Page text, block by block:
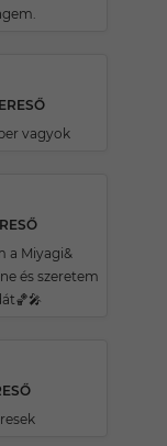
vagyok
a Miyagi&
és szeretem